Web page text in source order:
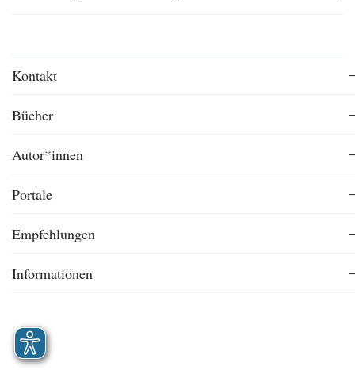
Kontakt
Bücher
Autor*innen
Portale
Empfehlungen
Informationen